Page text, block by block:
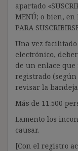
apartado
MENÚ; o bien, en
PARA
Una vez
electrónico,
de un enlace
registrado (según
revisar la bandeja
Más de 11.500
Lamento los
causar.
[Con el registro